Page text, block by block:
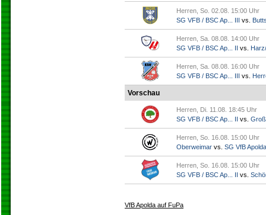
Herren, So. 02.08. 15:00 Uhr
SG VFB / BSC Ap... III vs.
Herren, Sa. 08.08. 14:00 Uhr
SG VFB / BSC Ap... II vs.
Herren, Sa. 08.08. 16:00 Uhr
SG VFB / BSC Ap... III vs.
Vorschau
Herren, Di. 11.08. 18:45 Uhr
SG VFB / BSC Ap... II vs.
Herren, So. 16.08. 15:00 Uhr
Oberweimar vs. SG VfB Apolda
Herren, So. 16.08. 15:00 Uhr
SG VFB / BSC Ap... II vs.
VfB Apolda auf FuPa